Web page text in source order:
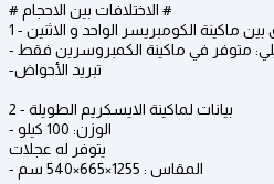
# الاختلافات بين الاحجام #
بين ماكينة الكومبريسر الواحد و الاثنين
متوفر في ماكينة الكمبروسرين فقط
-تبريد الأحواض
2 - بيانات لماكينة الايسكريم الطويلة
- الوزن: 100 كيلو
يتوفر له عجلات
- المقاس : 1255×665×540 سم